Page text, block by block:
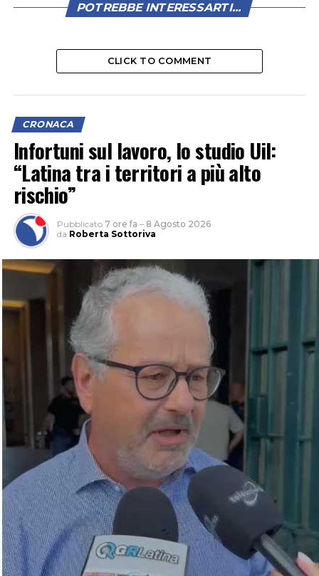
POTREBBE INTERESSARTI...
CLICK TO COMMENT
CRONACA
Infortuni sul lavoro, lo studio Uil:
“Latina tra i territori a più alto
rischio”
Pubblicato 7 ore fa – 8 Agosto 2026
da Roberta Sottoriva